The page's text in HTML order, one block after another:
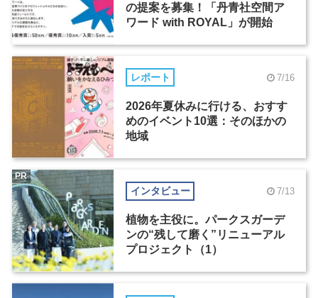
の提案を募集！「丹青社空間ア
ワード with ROYAL」が開始
レポート 7/16
2026年夏休みに行ける、おすす
めのイベント10選：そのほかの
地域
インタビュー 7/13
植物を主役に。パークスガーデ
ンの“残して磨く”リニューアル
プロジェクト（1）
PR